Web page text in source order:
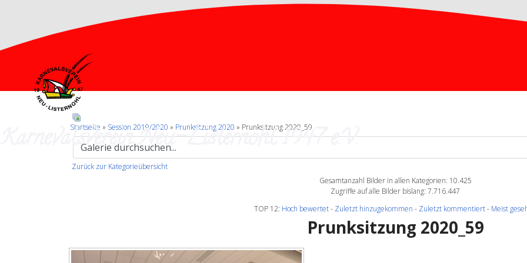
Karnevalsverein Neu-Listernohl 1947 e.V.
Startseite » Session 2019/2020 » Prunksitzung 2020 » Prunksitzung 2020_59
Zurück zur Kategorieübersicht
Gesamtanzahl Bilder in allen Kategorien: 10.425
Zugriffe auf alle Bilder bislang: 7.716.447
TOP 12: Hoch bewertet- Zuletzt hinzugekommen - Zuletzt kommentiert- Meist
Prunksitzung 2020_59